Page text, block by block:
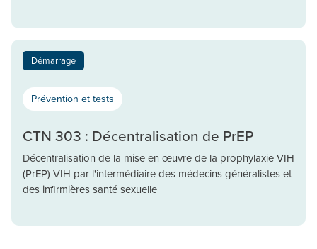
Démarrage
Prévention et tests
CTN 303 : Décentralisation de PrEP
Décentralisation de la mise en œuvre de la prophylaxie VIH
(PrEP) VIH par l'intermédiaire des médecins généralistes et
des infirmières santé sexuelle